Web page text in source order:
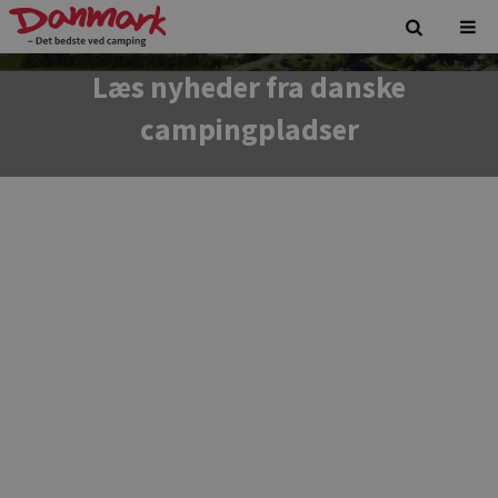
Læs nyheder fra danske
campingpladser